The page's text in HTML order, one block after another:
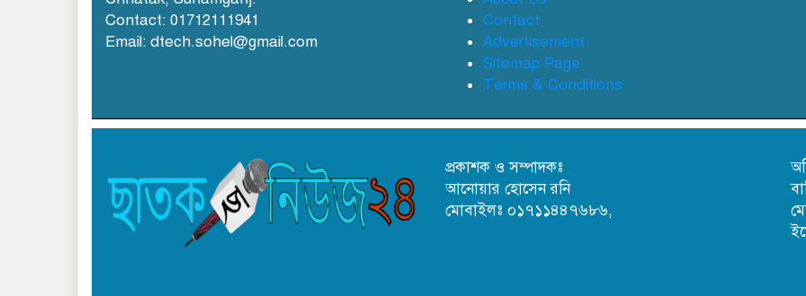
Contact: 01712111941
Email: dtech.sohel@gmail.com
Contact
Advertisement
Sitemap Page
Terms & Conditions
প্রকাশক ও সম্পাদকঃ
আনোয়ার হোসেন রনি
মোবাইলঃ ০১৭১১৪৪৭৬৮৬,